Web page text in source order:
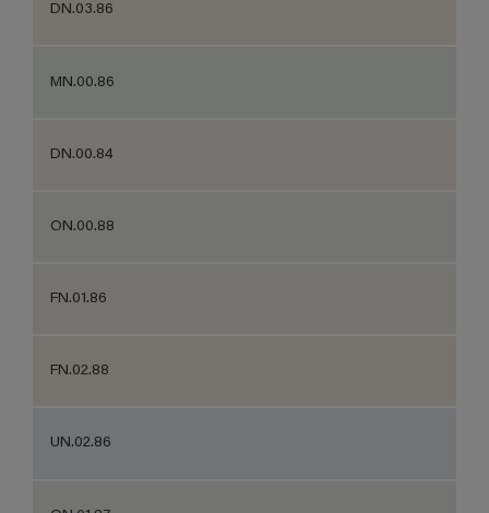
DN.03.86
MN.00.86
DN.00.84
ON.00.88
FN.01.86
FN.02.88
UN.02.86